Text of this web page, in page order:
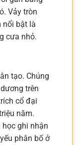
Vảy tròn
nổi bật là
cưa nhỏ.
tạo. Chúng
trên
cổ đại
năm.
ghi nhận
phân bố ở